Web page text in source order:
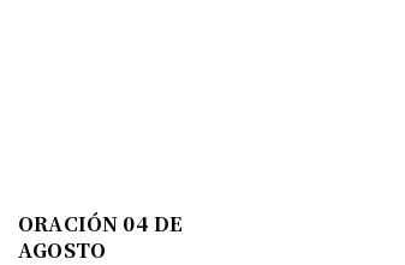
ORACIÓN 04 DE
AGOSTO